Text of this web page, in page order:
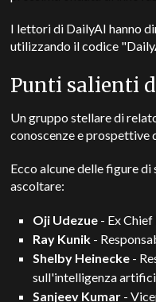
I lettori di DailyAI hanno
utilizzando il codice
Punti salienti
Un gruppo stellare di
conoscenze e prospettive
Ecco alcune delle figure
ascoltare:
Oji Udezue - Ex
Ray Kunik -
Shelby Heinecke -
sull'intelligenza
Sanjeev Kumar -